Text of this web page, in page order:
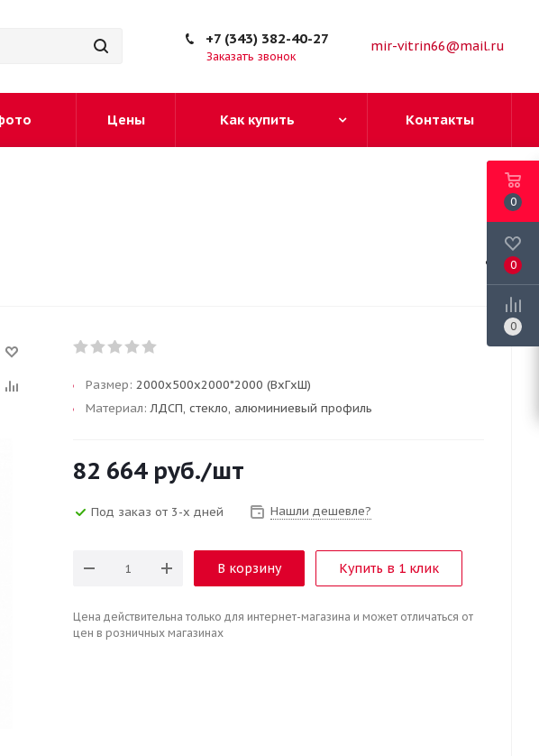
mir-vitrin66@mail.ru
+7 (343) 382-40-27
Заказать звонок
Цены Как купить Контакты
Размер: 2000x500x2000*2000 (ВxГxШ)
Материал: ЛДСП, стекло, алюминиевый профиль
82 664руб./шт
Под заказ от 3-х дней Нашли дешевле?
В корзину Купить в 1 клик
Цена действительна только для интернет-магазина и может отличаться от
цен в розничных магазинах
0
0
0